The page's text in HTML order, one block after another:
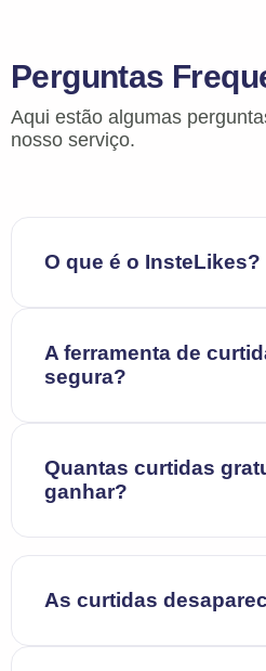
Perguntas
Aqui estão algumas
nosso serviço.
O que é o InsteLikes?
A ferramenta de
segura?
Quantas curtidas
ganhar?
As curtidas